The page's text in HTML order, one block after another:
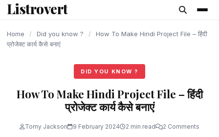
content
Listrovert
Home / Did you know ? /
How To Make Hindi Project File – हिंदी
प्रोजेक्ट कार्य कैसे बनाएं
DID YOU KNOW ?
How To Make Hindi Project File – हिंदी
प्रोजेक्ट कार्य कैसे बनाएं
Tomy Jackson 9 February 2024 2 min read 2 Comments